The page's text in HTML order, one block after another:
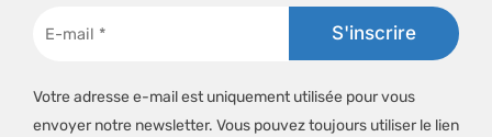
Votre adresse e-mail est uniquement utilisée pour vous
envoyer notre newsletter. Vous pouvez toujours utiliser le lien